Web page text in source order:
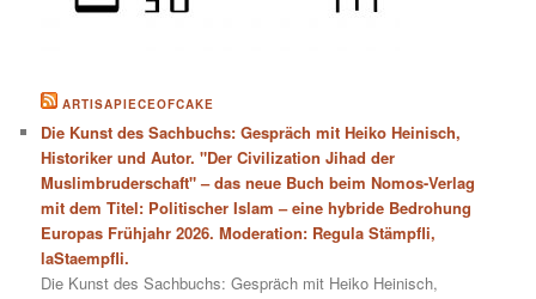
ARTISAPIECEOFCAKE
Die Kunst des Sachbuchs: Gespräch mit Heiko Heinisch,
Historiker und Autor. "Der Civilization Jihad der
Muslimbruderschaft" – das neue Buch beim Nomos-Verlag
mit dem Titel: Politischer Islam – eine hybride Bedrohung
Europas Frühjahr 2026. Moderation: Regula Stämpfli,
laStaempfli.
Die Kunst des Sachbuchs: Gespräch mit Heiko Heinisch,